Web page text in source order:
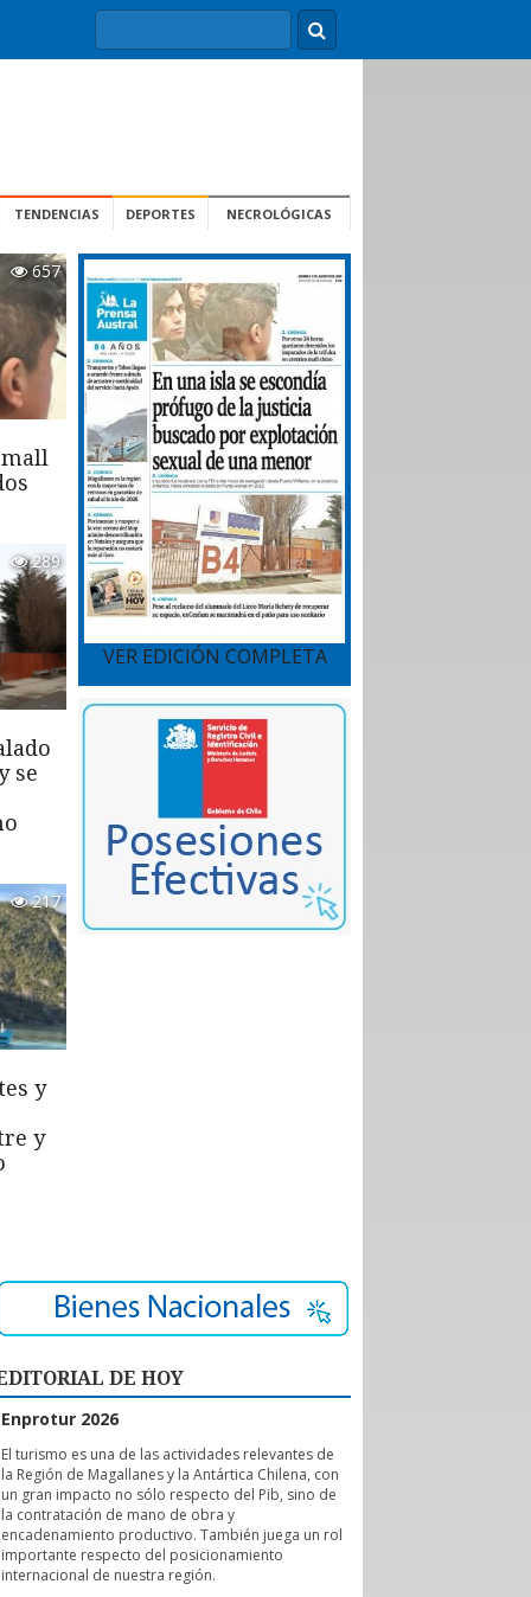
TENDENCIAS DEPORTES NECROLÓGICAS
657
289
se
217
y
y
VER EDICIÓN COMPLETA
DE HOY
Enprotur 2026
El turismo es una de las actividades relevantes de
la Región de Magallanes y la Antártica Chilena, con
un gran impacto no sólo respecto del Pib, sino de
la contratación de mano de obra y
encadenamiento productivo. También juega un rol
importante respecto del posicionamiento
internacional de nuestra región.